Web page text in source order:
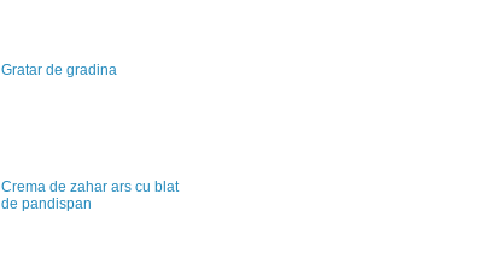
Gratar de gradina
Crema de zahar ars cu blat
de pandispan